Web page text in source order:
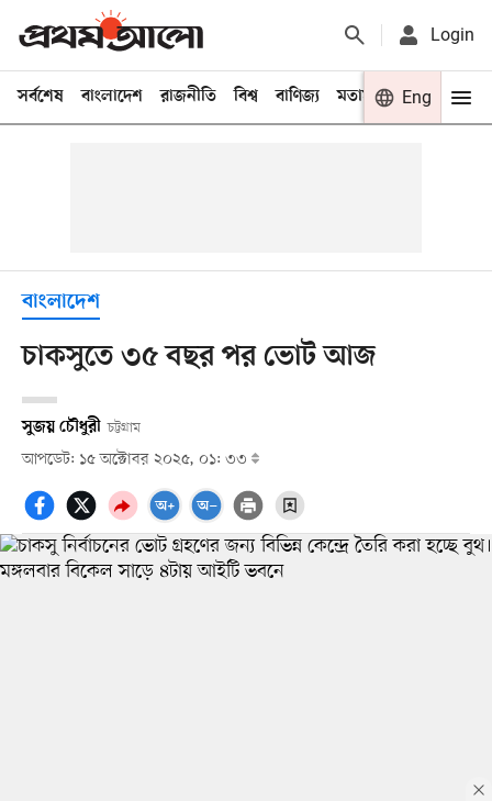
Login
সর্বশেষ বাংলাদেশ রাজনীতি বিশ্ব বাণিজ্য মতামত খেলা
Eng
বাংলাদেশ
চাকসুতে ৩৫ বছর পর ভোট আজ
সুজয় চৌধুরী চট্টগ্রাম
আপডেট: ১৫ অক্টোবর ২০২৫, ০১: ৩৩